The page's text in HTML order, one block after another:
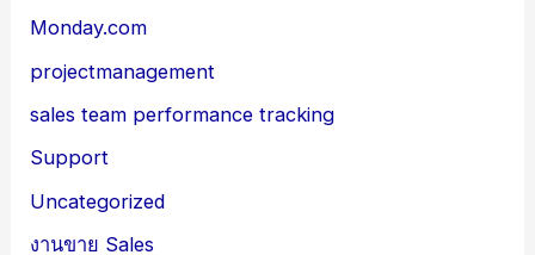
Monday.com
projectmanagement
sales team performance tracking
Support
Uncategorized
งานขาย Sales